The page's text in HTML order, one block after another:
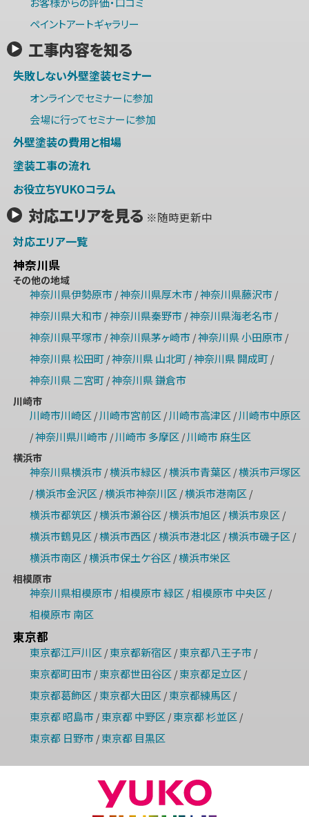
ペイントアートギャラリー
工事内容を知る
失敗しない外壁塗装セミナー
オンラインでセミナーに参加
会場に行ってセミナーに参加
外壁塗装の費用と相場
塗装工事の流れ
お役立ちYUKOコラム
対応エリアを見る ※随時更新中
対応エリア一覧
神奈川県
その他の地域
神奈川県伊勢原市/神奈川県厚木市/神奈川県藤沢市/
神奈川県大和市/神奈川県秦野市/神奈川県海老名市/
神奈川県平塚市/神奈川県茅ヶ崎市/神奈川県 小田原市/
神奈川県 松田町/神奈川県 山北町/神奈川県 開成町/
神奈川県 二宮町/神奈川県 鎌倉市
川崎市
川崎市川崎区 / 川崎市宮前区 / 川崎市高津区 / 川崎市中原区
/神奈川県川崎市/ 川崎市 多摩区 / 川崎市 麻生区
横浜市
神奈川県横浜市/横浜市緑区 /横浜市青葉区 /横浜市戸塚区
/横浜市金沢区 /横浜市神奈川区 /横浜市港南区 /
横浜市都筑区 /横浜市瀬谷区 /横浜市旭区 /横浜市泉区 /
横浜市鶴見区 /横浜市西区 /横浜市港北区 /横浜市磯子区 /
横浜市南区 /横浜市保土ケ谷区 /横浜市栄区
相模原市
神奈川県相模原市/相模原市 緑区 /相模原市 中央区 /
相模原市 南区
東京都
東京都江戸川区 / 東京都新宿区 / 東京都八王子市/
東京都町田市/ 東京都世田谷区 / 東京都足立区 /
東京都葛飾区 / 東京都大田区 / 東京都練馬区 /
東京都 昭島市/ 東京都 中野区 / 東京都 杉並区 /
東京都 日野市/ 東京都 目黒区